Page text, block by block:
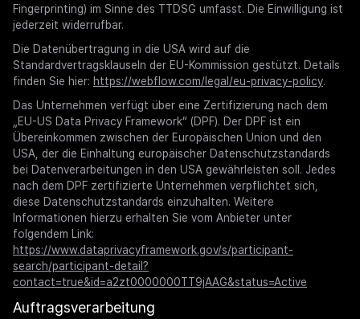
Fingerprinting) im Sinne des TTDSG umfasst. Die Einwilligung ist
jederzeit widerrufbar.
Die Datenübertragung in die USA wird auf die
Standardvertragsklauseln der EU-Kommission gestützt. Details
finden Sie hier: https://webflow.com/legal/eu-privacy-policy.
Das Unternehmen verfügt über eine Zertifizierung nach dem
„EU-US Data Privacy Framework“ (DPF). Der DPF ist ein
Übereinkommen zwischen der Europäischen Union und den
USA, der die Einhaltung europäischer Datenschutzstandards
bei Datenverarbeitungen in den USA gewährleisten soll. Jedes
nach dem DPF zertifizierte Unternehmen verpflichtet sich,
diese Datenschutzstandards einzuhalten. Weitere
Informationen hierzu erhalten Sie vom Anbieter unter
folgendem Link:
https://www.dataprivacyframework.gov/s/participant-
search/participant-detail?
contact=true&id=a2zt0000000TT9jAAG&status=Active
Auftragsverarbeitung